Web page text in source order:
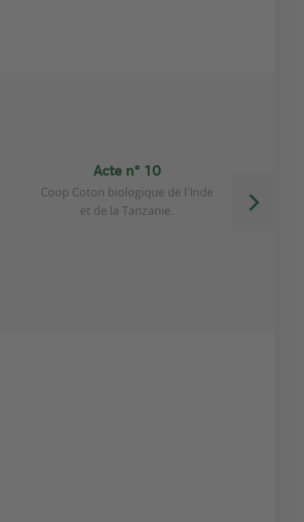
Acte n° 10
Coop Coton biologique de l'Inde
et de la Tanzanie.
Plus de
labels